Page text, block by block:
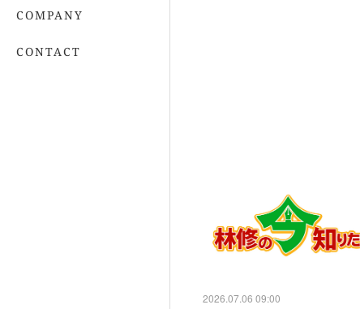
COMPANY
CONTACT
2026.07.06 09:00